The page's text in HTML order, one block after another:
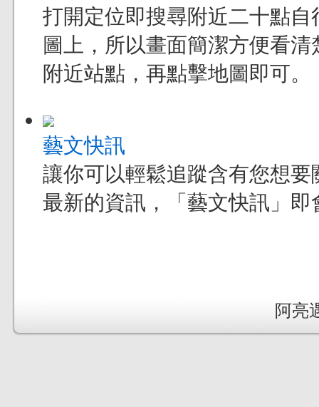
打開定位即搜尋附近二十點
圖上，所以畫面簡潔方便看
附近站點，再點擊地圖即可。
藝文快訊
讓你可以輕鬆追蹤含有您想
最新的資訊，「藝文快訊」即
阿亮